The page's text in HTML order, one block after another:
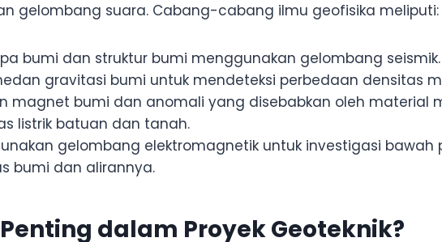
gelombang suara. Cabang-cabang ilmu geofisika meliputi:
bumi dan struktur bumi menggunakan gelombang seismik.
gravitasi bumi untuk mendeteksi perbedaan densitas
magnet bumi dan anomali yang disebabkan oleh material
listrik batuan dan tanah.
gelombang elektromagnetik untuk investigasi bawah
bumi dan alirannya.
dalam Proyek Geoteknik?